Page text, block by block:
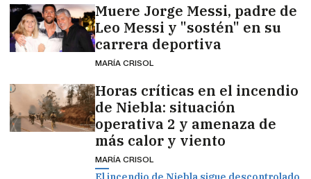
Muere Jorge Messi, padre de
Leo Messi y "sostén" en su
carrera deportiva
MARÍA CRISOL
Horas críticas en el incendio
de Niebla: situación
operativa 2 y amenaza de
más calor y viento
MARÍA CRISOL